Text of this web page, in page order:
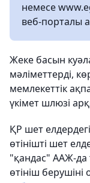
немесе
веб-порталы
Жеке басын
мәліметтерді,
мемлекеттік
үкімет шлюзі
ҚР шет
өтінішті шет
"қандас" ААЖ-да
өтініш берушіні